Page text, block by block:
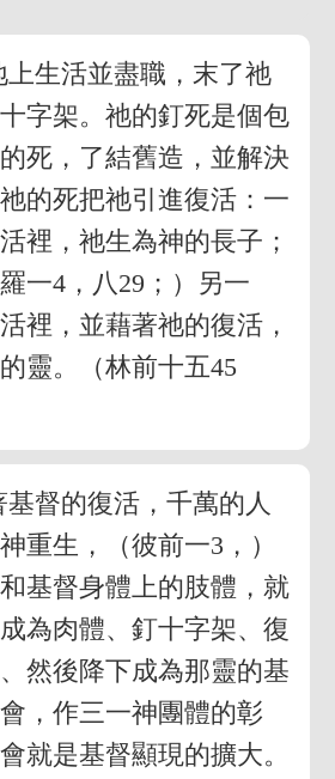
上生活並盡職，末了祂
字架。祂的釘死是個包
死，了結舊造，並解決
的死把祂引進復活：一
裡，祂生為神的長子；
羅一4，八29；）另一
裡，並藉著祂的復活，
靈。（林前十五45
督的復活，千萬的人
重生，（彼前一3，）
基督身體上的肢體，就
為肉體、釘十字架、復
然後降下成為那靈的基
，作三一神團體的彰
就是基督顯現的擴大。